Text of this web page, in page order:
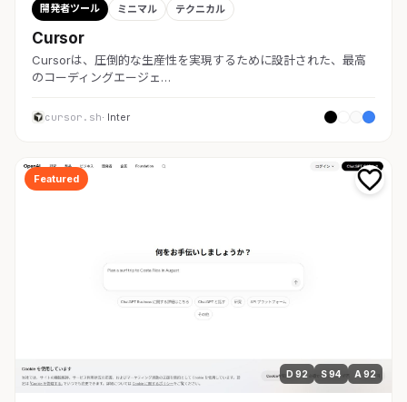
開発者ツール ミニマル テクニカル
Cursor
Cursorは、圧倒的な生産性を実現するために設計された、最高
のコーディングエージェ…
cursor.sh· Inter
Featured
D 92 S 94 A 92